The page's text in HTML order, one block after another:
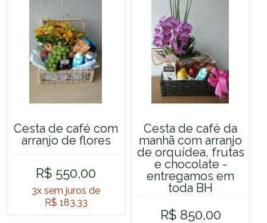
Exibir até:
Cesta de café com
arranjo de flores
R$ 550,00
3x sem juros de
R$ 183,33
Cesta de café da
manhã com arranjo
de orquídea, frutas
e chocolate -
entregamos em
toda BH
R$ 850,00